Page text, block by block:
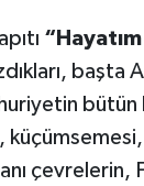
başta
bütün
çevrelerin,